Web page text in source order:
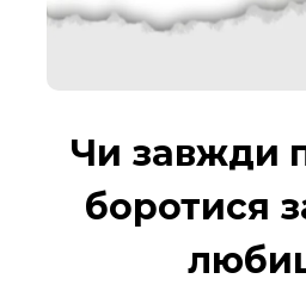
Чи завжди
боротися